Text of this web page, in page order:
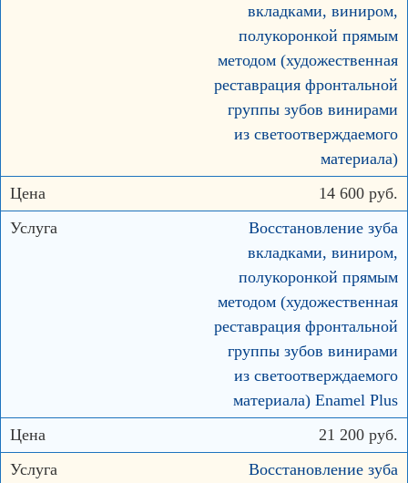
вкладками, виниром,
полукоронкой прямым
методом (художественная
реставрация фронтальной
группы зубов винирами
из светоотверждаемого
материала)
14 600 руб.
Восстановление зуба
вкладками, виниром,
полукоронкой прямым
методом (художественная
реставрация фронтальной
группы зубов винирами
из светоотверждаемого
материала) Enamel Plus
21 200 руб.
Восстановление зуба